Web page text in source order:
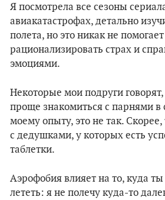
Я посмотрела все сезоны
авиакатастрофах, детально
полета, но это никак не помогает
рационализировать страх и
эмоциями.
Некоторые мои подруги
проще знакомиться с парнями в
моему опыту, это не так.
с дедушками, у которых есть
таблетки.
Аэрофобия влияет на то, куда
лететь: я не полечу куда-то